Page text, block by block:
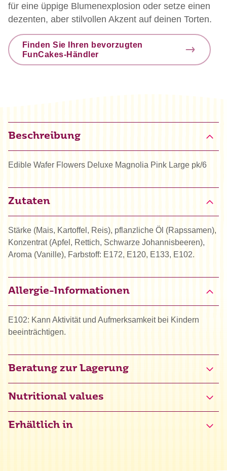
für eine üppige Blumenexplosion oder setze einen
dezenten, aber stilvollen Akzent auf deinen Torten.
Finden Sie Ihren bevorzugten
FunCakes-Händler
Beschreibung
Edible Wafer Flowers Deluxe Magnolia Pink Large pk/6
Zutaten
Stärke (Mais, Kartoffel, Reis), pflanzliche Öl (Rapssamen),
Konzentrat (Apfel, Rettich, Schwarze Johannisbeeren),
Aroma (Vanille), Farbstoff: E172, E120, E133, E102.
Allergie-Informationen
E102: Kann Aktivität und Aufmerksamkeit bei Kindern
beeinträchtigen.
Beratung zur Lagerung
Nutritional values
Erhältlich in